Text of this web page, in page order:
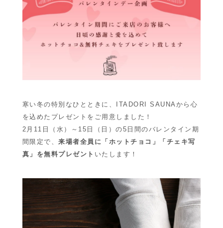
寒い冬の特別なひとときに、ITADORI SAUNAから心
を込めたプレゼントをご用意しました！
2月11日（水）～15日（日）の5日間のバレンタイン期
間限定で、来場者全員に「ホットチョコ」「チェキ写
真」を無料プレゼント いたします！